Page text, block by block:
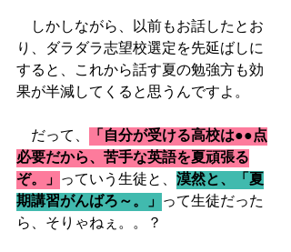
しかしながら、以前もお話したとお
り、ダラダラ志望校選定を先延ばしに
すると、これから話す夏の勉強方も効
果が半減してくると思うんですよ。
だって、
「自分が受ける高校は●●点
必要だから、苦手な英語を夏頑張る
ぞ。」 っていう生徒と、 漠然と、「夏
期講習がんばろ～。」 って生徒だった
ら、そりゃねぇ。。？